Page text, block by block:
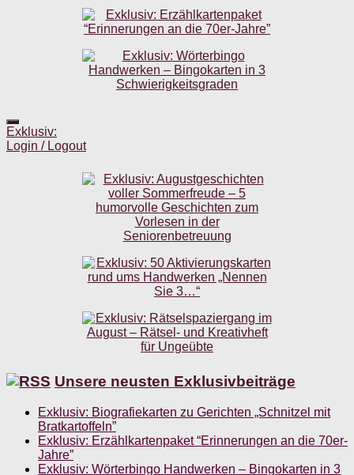
Exklusiv:
Login / Logout
Unsere neusten Exklusivbeiträge
Exklusiv: Biografiekarten zu Gerichten „Schnitzel mit
Bratkartoffeln”
Exklusiv: Erzählkartenpaket “Erinnerungen an die 70er-
Jahre”
Exklusiv: Wörterbingo Handwerken – Bingokarten in 3